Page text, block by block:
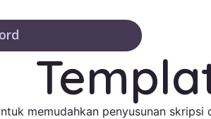
memudahkan penyusunan